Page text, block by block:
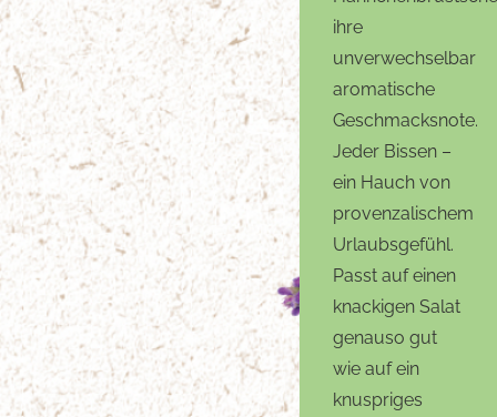
ihre
unverwechselbar
aromatische
Geschmacksnote.
Jeder Bissen –
ein Hauch von
provenzalischem
Urlaubsgefühl.
Passt auf einen
knackigen Salat
genauso gut
wie auf ein
knuspriges